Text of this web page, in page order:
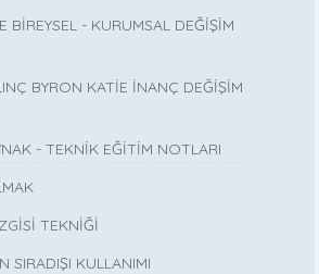
BİREYSEL - KURUMSAL DEĞİŞİM
BYRON KATİE İNANÇ DEĞİŞİM
- TEKNİK EĞİTİM NOTLARI
TEKNİĞİ
SIRADIŞI KULLANIMI